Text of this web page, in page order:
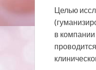
Целью
в